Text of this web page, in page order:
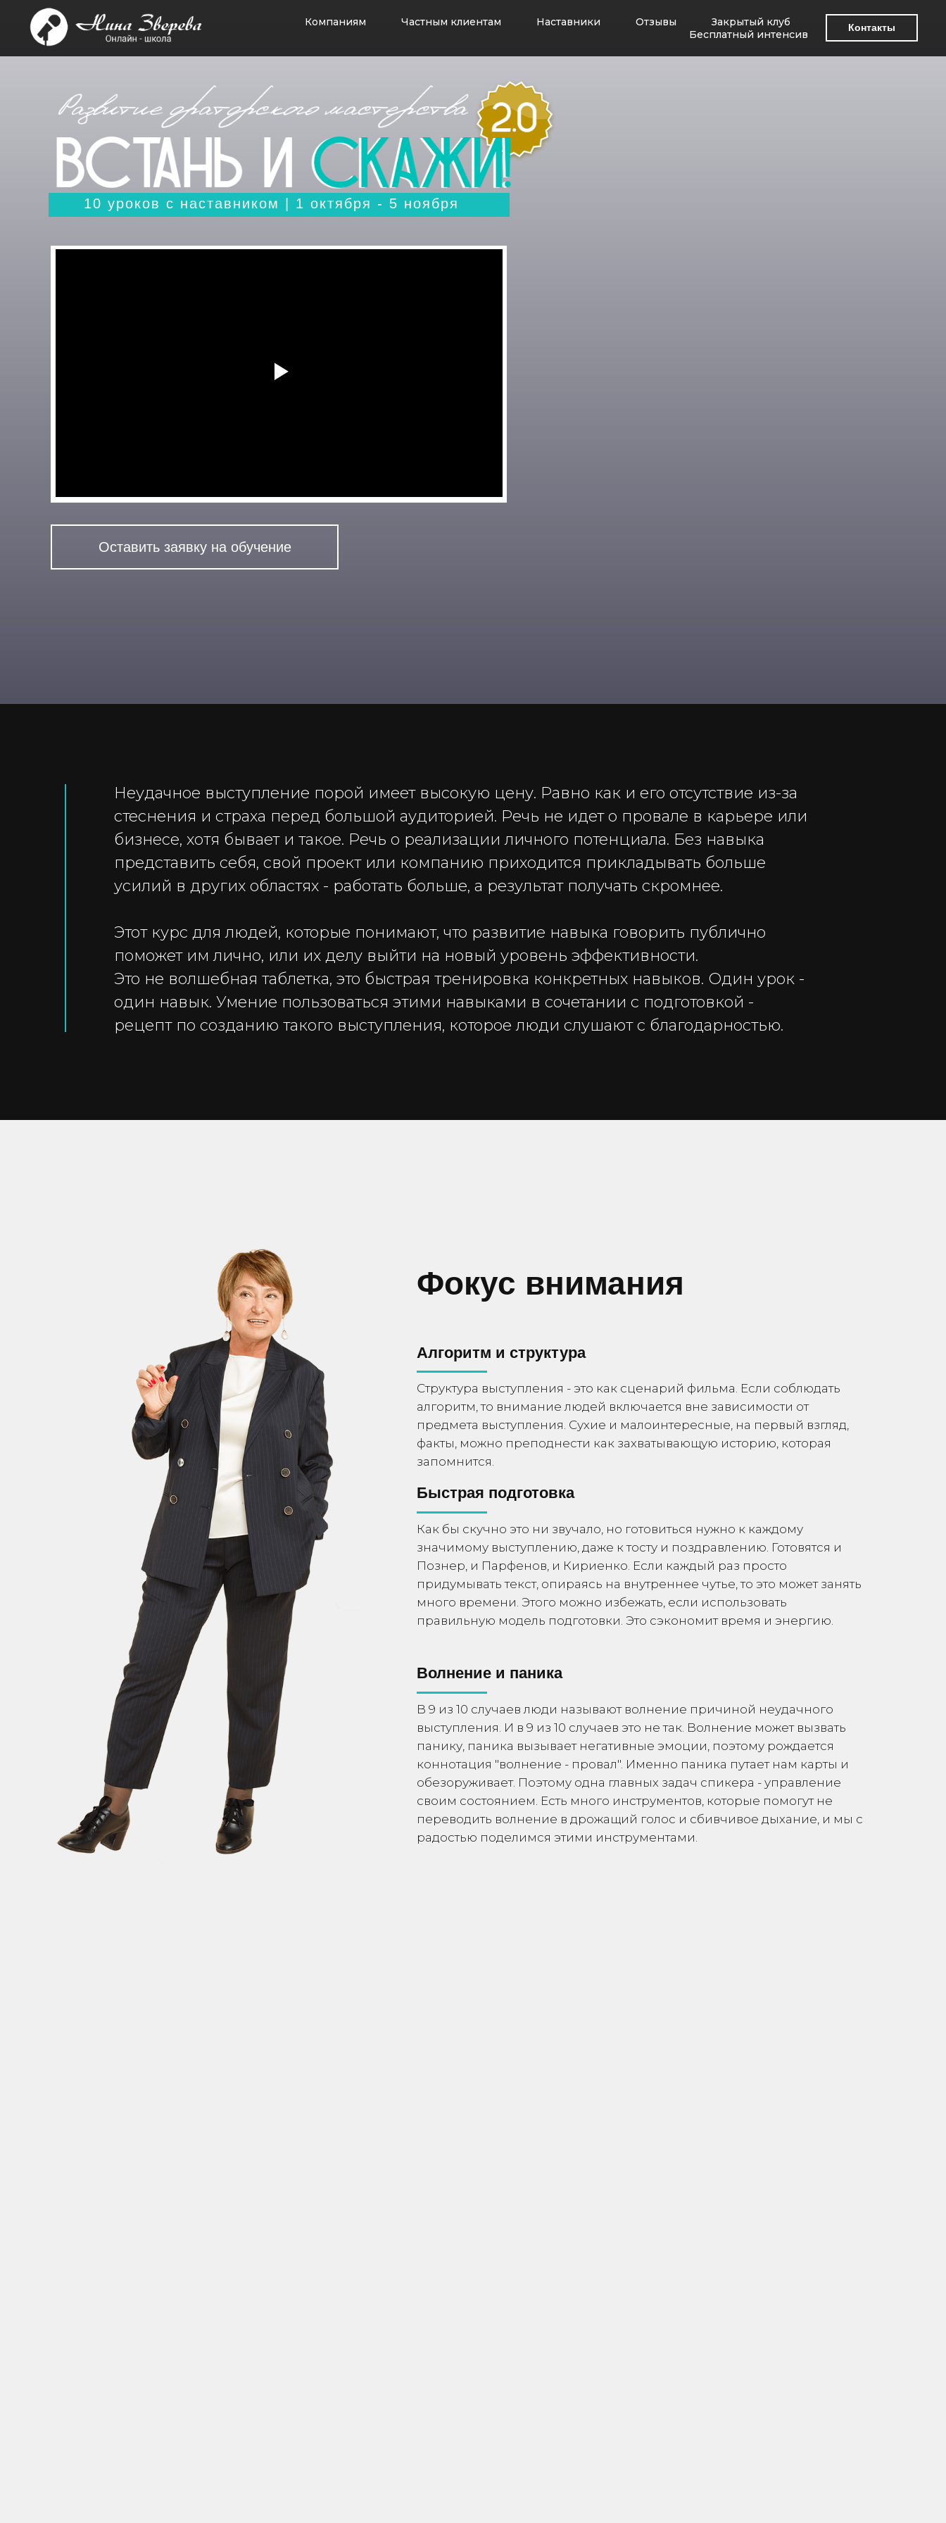
Компаниям Частным клиентам Наставники Отзывы
Закрытый клуб
Бесплатный интенсив
Контакты
Оставить заявку на обучение
10 уроков с наставником | 1 октября - 5 ноября
Неудачное выступление порой имеет высокую цену. Равно как и его отсутствие из-за
стеснения и страха перед большой аудиторией. Речь не идет о провале в карьере или
бизнесе, хотя бывает и такое. Речь о реализации личного потенциала. Без навыка
представить себя, свой проект или компанию приходится прикладывать больше
усилий в других областях - работать больше, а результат получать скромнее.
Этот курс для людей, которые понимают, что развитие навыка говорить публично
поможет им лично, или их делу выйти на новый уровень эффективности.
Это не волшебная таблетка, это быстрая тренировка конкретных навыков. Один урок -
один навык. Умение пользоваться этими навыками в сочетании с подготовкой -
рецепт по созданию такого выступления, которое люди слушают с благодарностью.
Фокус внимания
Алгоритм и структура
Быстрая подготовка
Структура выступления - это как сценарий фильма. Если соблюдать
алгоритм, то внимание людей включается вне зависимости от
предмета выступления. Сухие и малоинтересные, на первый взгляд,
факты, можно преподнести как захватывающую историю, которая
запомнится.
Как бы скучно это ни звучало, но готовиться нужно к каждому
значимому выступлению, даже к тосту и поздравлению. Готовятся и
Познер, и Парфенов, и Кириенко. Если каждый раз просто
придумывать текст, опираясь на внутреннее чутье, то это может занять
много времени. Этого можно избежать, если использовать
правильную модель подготовки. Это сэкономит время и энергию.
Волнение и паника
В 9 из 10 случаев люди называют волнение причиной неудачного
выступления. И в 9 из 10 случаев это не так. Волнение может вызвать
панику, паника вызывает негативные эмоции, поэтому рождается
коннотация "волнение - провал". Именно паника путает нам карты и
обезоруживает. Поэтому одна главных задач спикера - управление
своим состоянием. Есть много инструментов, которые помогут не
переводить волнение в дрожащий голос и сбивчивое дыхание, и мы с
радостью поделимся этими инструментами.